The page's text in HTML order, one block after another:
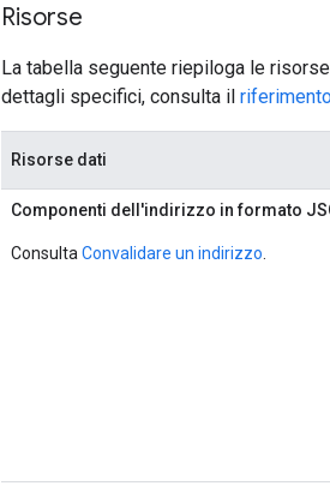
Risorse
La tabella seguente riepiloga le
dettagli specifici, consulta il
Risorse dati
Componenti dell'indirizzo in formato
Consulta Convalidare un indirizzo